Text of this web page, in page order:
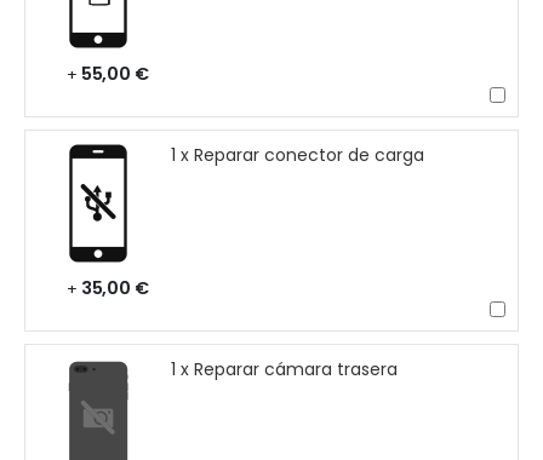
+ 55,00 €
1 x Reparar conector de carga
+ 35,00 €
1 x Reparar cámara trasera